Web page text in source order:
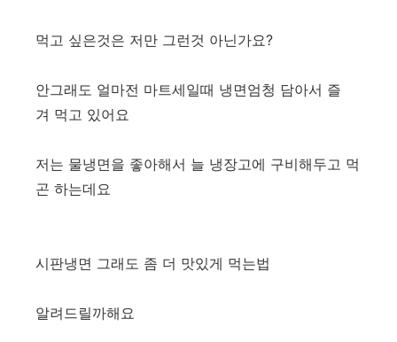
먹고 싶은것은 저만 그런것 아닌가요?
안그래도 얼마전 마트세일때 냉면엄청 담아서 즐
겨 먹고 있어요
저는 물냉면을 좋아해서 늘 냉장고에 구비해두고 먹
곤 하는데요
시판냉면 그래도 좀 더 맛있게 먹는법
알려드릴까해요